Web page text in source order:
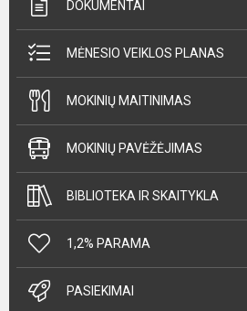
DOKUMENTAI
MĖNESIO VEIKLOS PLANAS
MOKINIŲ MAITINIMAS
MOKINIŲ PAVĖŽĖJIMAS
BIBLIOTEKA IR SKAITYKLA
1,2% PARAMA
PASIEKIMAI